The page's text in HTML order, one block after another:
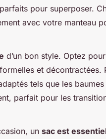
pour superposer.
avec votre manteau
d’un bon style. Optez
et
tels que les
parfait pour les
un sac est